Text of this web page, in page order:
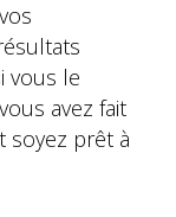
vous le
avez fait
soyez prêt à